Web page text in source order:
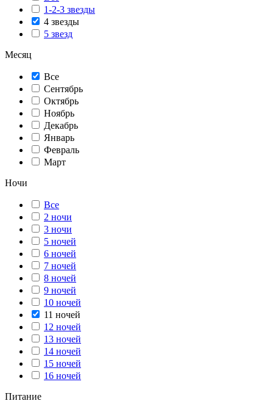
1-2-3 звезды
4 звезды
5 звезд
Месяц
Все
Сентябрь
Октябрь
Ноябрь
Декабрь
Январь
Февраль
Март
Ночи
Все
2 ночи
3 ночи
5 ночей
6 ночей
7 ночей
8 ночей
9 ночей
10 ночей
11 ночей
12 ночей
13 ночей
14 ночей
15 ночей
16 ночей
Питание